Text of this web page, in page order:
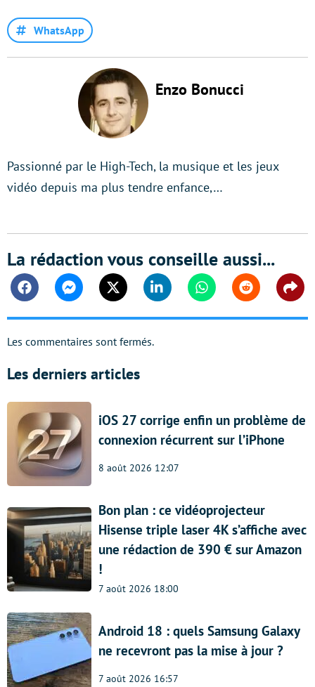
WhatsApp
Enzo Bonucci
Passionné par le High-Tech, la musique et les jeux
vidéo depuis ma plus tendre enfance,…
La rédaction vous conseille aussi...
FacebookMessengerTwitter Linkedin WhatsappReddit
Les commentaires sont fermés.
Les derniers articles
iOS 27 corrige enfin un problème de
connexion récurrent sur l’iPhone
8 août 2026 12:07
Bon plan : ce vidéoprojecteur
Hisense triple laser 4K s’affiche avec
une rédaction de 390 € sur Amazon
!
7 août 2026 18:00
Android 18 : quels Samsung Galaxy
ne recevront pas la mise à jour ?
7 août 2026 16:57